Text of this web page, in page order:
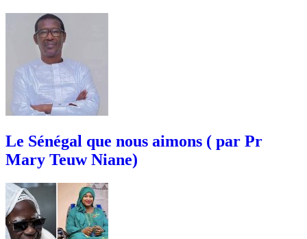
Le Sénégal que nous aimons ( par Pr
Mary Teuw Niane)